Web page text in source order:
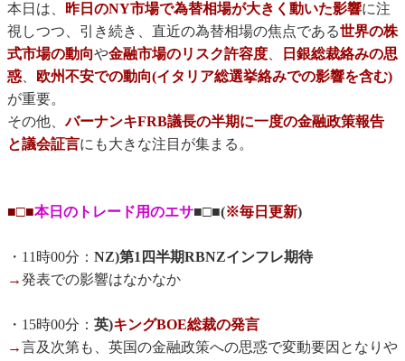
本日は、 昨日のNY市場で為替相場が大きく動いた影響に注
視しつつ、引き続き、直近の為替相場の焦点である世界の株
式市場の動向や金融市場のリスク許容度、
日銀総裁絡みの思
惑、
欧州不安での動向(イタリア総選挙絡みでの影響を含む)
が重要。
その他、バーナンキFRB議長の半期に一度の金融政策報告
と議会証言にも大きな注目が集まる。
■□■本日のトレード用のエサ■□■(※毎日更新)
・11時00分： NZ)第1四半期RBNZインフレ期待
→発表での影響はなかなか
・15時00分： 英)キングBOE総裁の発言
→言及次第も、英国の金融政策への思惑で変動要因となりや